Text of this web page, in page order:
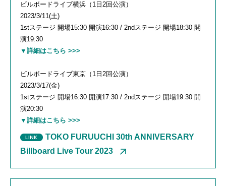
ビルボードライブ横浜（1日2回公演）
2023/3/11(土)
1stステージ 開場15:30 開演16:30 / 2ndステージ 開場18:30 開
演19:30
▼詳細はこちら >>>
ビルボードライブ東京（1日2回公演）
2023/3/17(金)
1stステージ 開場16:30 開演17:30 / 2ndステージ 開場19:30 開
演20:30
▼詳細はこちら >>>
TOKO FURUUCHI 30th ANNIVERSARY
Billboard Live Tour 2023